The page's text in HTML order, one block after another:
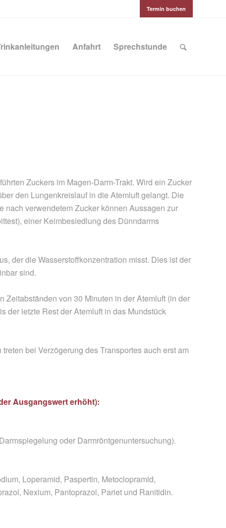
Termin buchen
Anfahrt Sprechstunde
Zuckers im Magen-Darm-Trakt. Wird ein Zucker
den Lungenkreislauf in die Atemluft gelangt. Die
nach verwendetem Zucker können Aussagen zur
einer Keimbesiedlung des Dünndarms
der die Wasserstoffkonzentration misst. Dies ist der
sind.
von 30 Minuten in der Atemluft (in der
der letzte Rest der Atemluft in das Mundstück
bei Verzögerung des Transportes auch erst am
Ausgangswert erhöht):
oder Darmröntgenuntersuchung).
Loperamid, Paspertin, Metoclopramid,
Nexium, Pantoprazol, Pariet und Ranitidin.